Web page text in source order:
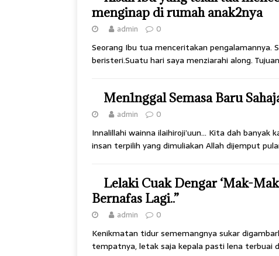
menginap di rumah anak2nya
admin 0
Seorang Ibu tua menceritakan pengalamannya.
beristeri.Suatu hari saya menziarahi along.
Men1nggal Semasa Baru
admin 0
Innalillahi wainna ilaihiroji’uun… Kita dah
insan terpilih yang dimuliakan Allah dijemput
Lelaki Cuak Dengar ‘Mak-
Bernafas Lagi..”
admin 0
Kenikmatan tidur sememangnya sukar
tempatnya, letak saja kepala pasti lena terbuai